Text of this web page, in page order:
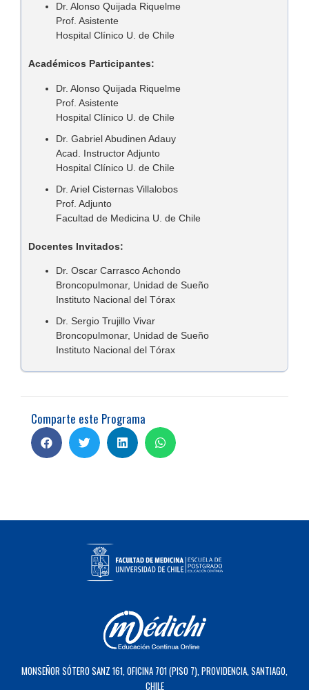
Dr. Alonso Quijada Riquelme
Prof. Asistente
Hospital Clínico U. de Chile
Académicos Participantes:
Dr. Alonso Quijada Riquelme
Prof. Asistente
Hospital Clínico U. de Chile
Dr. Gabriel Abudinen Adauy
Acad. Instructor Adjunto
Hospital Clínico U. de Chile
Dr. Ariel Cisternas Villalobos
Prof. Adjunto
Facultad de Medicina U. de Chile
Docentes Invitados:
Dr. Oscar Carrasco Achondo
Broncopulmonar, Unidad de Sueño
Instituto Nacional del Tórax
Dr. Sergio Trujillo Vivar
Broncopulmonar, Unidad de Sueño
Instituto Nacional del Tórax
Comparte este Programa
MONSEÑOR SÓTERO SANZ 161, OFICINA 701 (PISO 7), PROVIDENCIA, SANTIAGO,
CHILE